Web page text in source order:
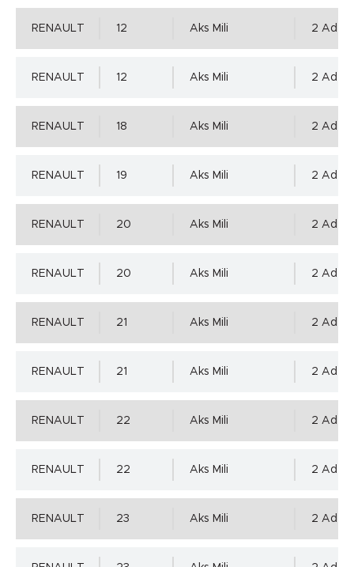
-0.16 mm.
Ra=0,2÷0,8µm, Rz=1,0÷5,0µm, Rmax=6,3µm
0.046 mm.
Detaylı incelemek için tıklayınız!
RENAULT 12 Aks Mili 2 Adet
RENAULT 12 Aks Mili 2 Adet
RENAULT 18 Aks Mili 2 Adet
RENAULT 19 Aks Mili 2 Adet
RENAULT 20 Aks Mili 2 Adet
RENAULT 20 Aks Mili 2 Adet
RENAULT 21 Aks Mili 2 Adet
RENAULT 21 Aks Mili 2 Adet
RENAULT 22 Aks Mili 2 Adet
RENAULT 22 Aks Mili 2 Adet
RENAULT 23 Aks Mili 2 Adet